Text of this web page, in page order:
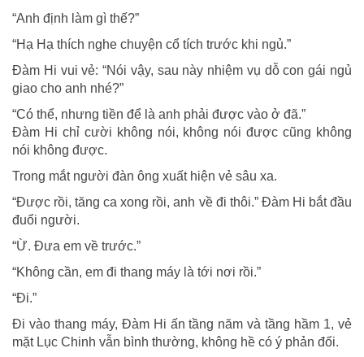
“Anh định làm gì thế?”
“Hạ Hạ thích nghe chuyện cổ tích trước khi ngủ.”
Đàm Hi vui vẻ: “Nói vậy, sau này nhiệm vụ dỗ con gái ngủ
giao cho anh nhé?”
“Có thể, nhưng tiền để là anh phải được vào ở đã.”
Đàm Hi chỉ cười không nói, không nói được cũng không
nói không được.
Trong mắt người đàn ông xuất hiện vẻ sâu xa.
“Được rồi, tăng ca xong rồi, anh về đi thôi.” Đàm Hi bắt đầu
đuổi người.
“Ừ. Đưa em về trước.”
“Không cần, em đi thang máy là tới nơi rồi.”
“Đi.”
Đi vào thang máy, Đàm Hi ấn tầng năm và tầng hầm 1, vẻ
mặt Lục Chinh vẫn bình thường, không hề có ý phản đối.